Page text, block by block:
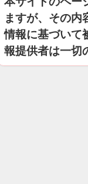
ますが、その内
情報に基づいて
報提供者は一切